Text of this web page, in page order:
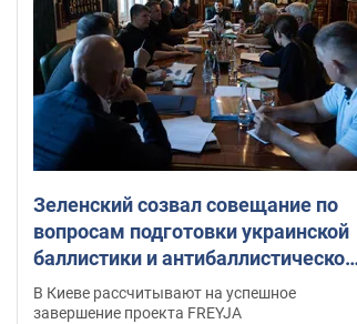
Зеленский созвал совещание по
вопросам подготовки украинской
баллистики и антибаллистической
программы FREYJA: какие
решения готовятся
В Киеве рассчитывают на успешное
завершение проекта FREYJA